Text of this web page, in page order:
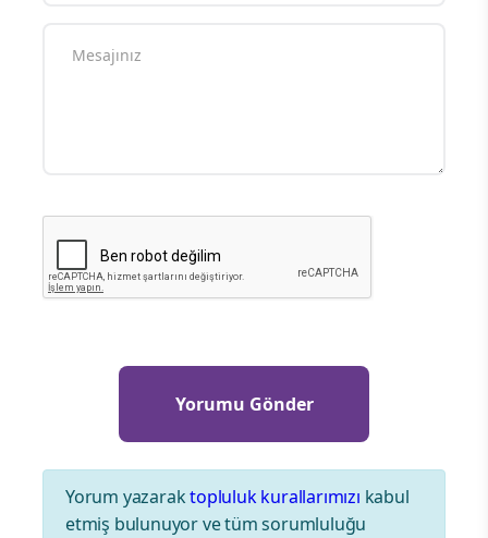
Yorum yazaraktopluluk kurallarımızı kabul
etmiş bulunuyor ve tüm sorumluluğu